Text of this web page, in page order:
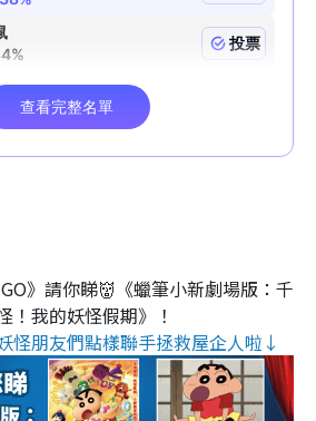
》請你睇👹《蠟筆小新劇場版：千
！我的妖怪假期》！
怪朋友們點樣聯手拯救屋企人啦↓